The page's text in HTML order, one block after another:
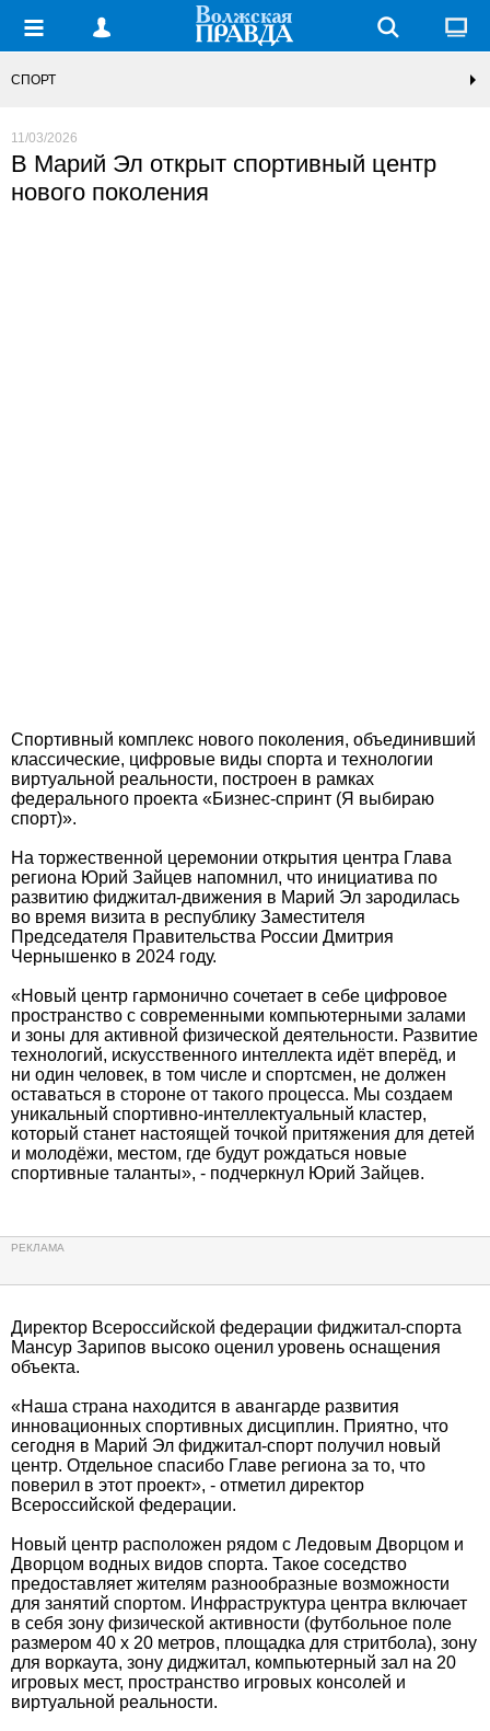
СПОРТ
11/03/2026
В Марий Эл открыт спортивный центр
нового поколения
Спортивный комплекс нового поколения, объединивший
классические, цифровые виды спорта и технологии
виртуальной реальности, построен в рамках
федерального проекта «Бизнес-спринт (Я выбираю
спорт)».
На торжественной церемонии открытия центра Глава
региона Юрий Зайцев напомнил, что инициатива по
развитию фиджитал-движения в Марий Эл зародилась
во время визита в республику Заместителя
Председателя Правительства России Дмитрия
Чернышенко в 2024 году.
«Новый центр гармонично сочетает в себе цифровое
пространство с современными компьютерными залами
и зоны для активной физической деятельности. Развитие
технологий, искусственного интеллекта идёт вперёд, и
ни один человек, в том числе и спортсмен, не должен
оставаться в стороне от такого процесса. Мы создаем
уникальный спортивно-интеллектуальный кластер,
который станет настоящей точкой притяжения для детей
и молодёжи, местом, где будут рождаться новые
спортивные таланты», - подчеркнул Юрий Зайцев.
Директор Всероссийской федерации фиджитал-спорта
Мансур Зарипов высоко оценил уровень оснащения
объекта.
«Наша страна находится в авангарде развития
инновационных спортивных дисциплин. Приятно, что
сегодня в Марий Эл фиджитал-спорт получил новый
центр. Отдельное спасибо Главе региона за то, что
поверил в этот проект», - отметил директор
Всероссийской федерации.
Новый центр расположен рядом с Ледовым Дворцом и
Дворцом водных видов спорта. Такое соседство
предоставляет жителям разнообразные возможности
для занятий спортом. Инфраструктура центра включает
в себя зону физической активности (футбольное поле
размером 40 х 20 метров, площадка для стритбола), зону
для воркаута, зону диджитал, компьютерный зал на 20
игровых мест, пространство игровых консолей и
виртуальной реальности.